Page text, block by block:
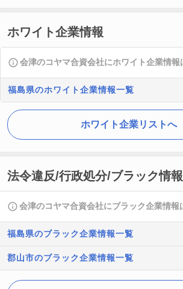
ホワイト企業情報
会津のコヤマ合資会社にホワイト企業情報
福島県のホワイト企業情報一覧
ホワイト企業リストへ
法令違反/行政処分/ブラック情報
会津のコヤマ合資会社にブラック企業情報
福島県のブラック企業情報一覧
郡山市のブラック企業情報一覧